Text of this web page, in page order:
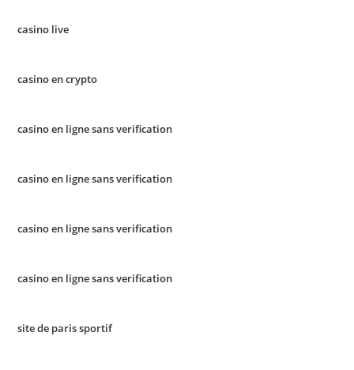
casino live
casino en crypto
casino en ligne sans verification
casino en ligne sans verification
casino en ligne sans verification
casino en ligne sans verification
site de paris sportif